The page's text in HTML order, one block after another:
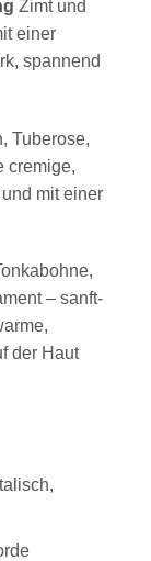
Zimt und
einer
spannend
Tuberose,
cremige,
mit einer
– sanft-
der Haut